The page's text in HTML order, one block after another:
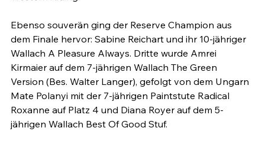
Ebenso souverän ging der Reserve Champion aus
dem Finale hervor: Sabine Reichart und ihr 10-jähriger
Wallach A Pleasure Always. Dritte wurde Amrei
Kirmaier auf dem 7-jährigen Wallach The Green
Version (Bes. Walter Langer), gefolgt von dem Ungarn
Mate Polanyi mit der 7-jährigen Paintstute Radical
Roxanne auf Platz 4 und Diana Royer auf dem 5-
jährigen Wallach Best Of Good Stuf.